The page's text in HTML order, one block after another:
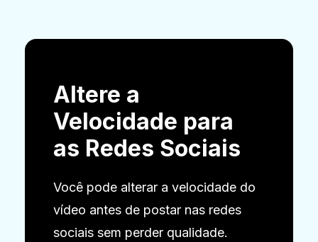
Altere a
Velocidade para
as Redes Sociais
Você pode alterar a velocidade do
vídeo antes de postar nas redes
sociais sem perder qualidade.